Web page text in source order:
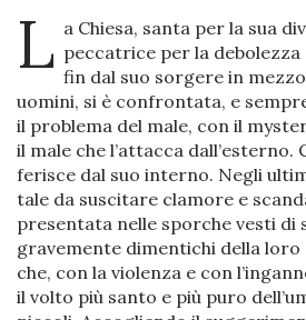
L a Chiesa, santa per la sua
peccatrice per la debolezza
fin dal suo sorgere in
uomini, si è confrontata, e
il problema del male, con il
il male che l’attacca dall’esterno.
ferisce dal suo interno. Negli
tale da suscitare clamore e
presentata nelle sporche vesti di
gravemente dimentichi della
che, con la violenza e con
il volto più santo e più puro